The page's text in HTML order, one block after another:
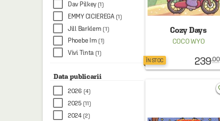
Dav Pilkey (1)
EMMY CICIEREGA (1)
Jill Barklem (1)
Phoebe Im (1)
Vivi Tinta (1)
Data publicarii
2026 (4)
2025 (11)
2024 (2)
Cozy Days
COCO WYO
ÎN STOC 239.00